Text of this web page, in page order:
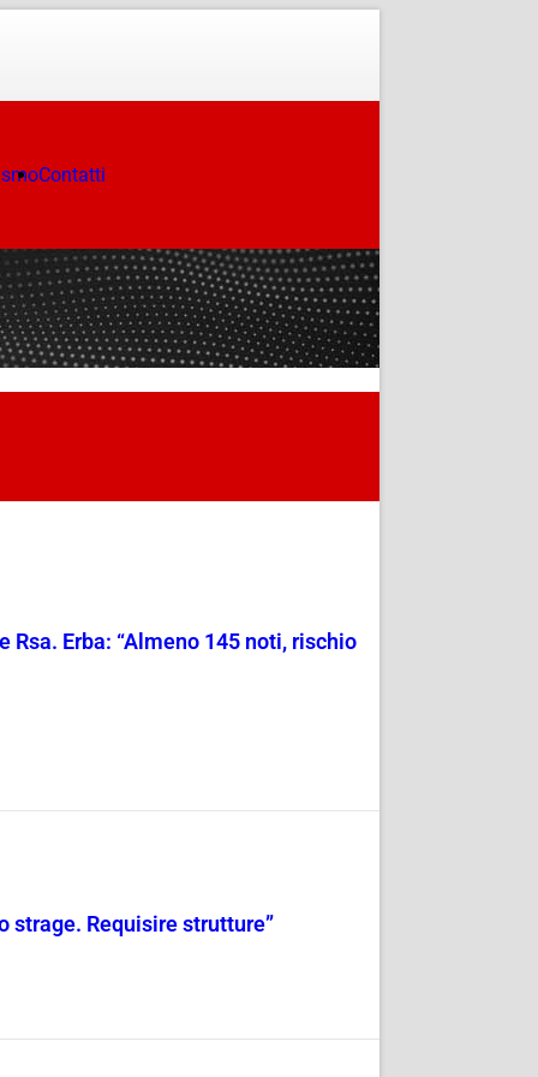
Contatti
Erba: “Almeno 145 noti, rischio
strage. Requisire strutture”